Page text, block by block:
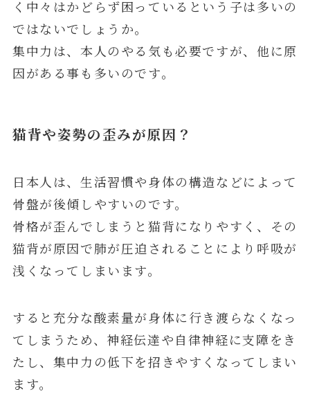
く中々はかどらず困っているという子は多いの
ではないでしょうか。
集中力は、本人のやる気も必要ですが、他に原
因がある事も多いのです。
猫背や姿勢の歪みが原因？
日本人は、生活習慣や身体の構造などによって
骨盤が後傾しやすいのです。
骨格が歪んでしまうと猫背になりやすく、その
猫背が原因で肺が圧迫されることにより呼吸が
浅くなってしまいます。
すると充分な酸素量が身体に行き渡らなくなっ
てしまうため、神経伝達や自律神経に支障をき
たし、集中力の低下を招きやすくなってしまい
ます。